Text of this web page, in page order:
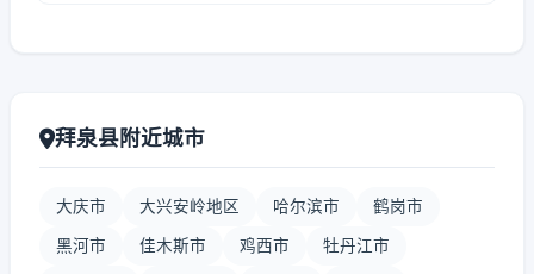
拜泉县附近城市
大庆市 大兴安岭地区 哈尔滨市 鹤岗市
黑河市 佳木斯市 鸡西市 牡丹江市